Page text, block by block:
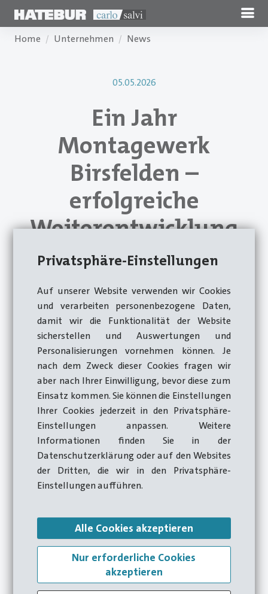
Privatsphäre-Einstellungen
Auf unserer Website verwenden wir Cookies
und verarbeiten personenbezogene Daten,
damit wir die Funktionalität der Website
sicherstellen und Auswertungen und
Personalisierungen vornehmen können. Je
nach dem Zweck dieser Cookies fragen wir
aber nach Ihrer Einwilligung, bevor diese zum
Einsatz kommen. Sie können die Einstellungen
Ihrer Cookies jederzeit in den Privatsphäre-
Einstellungen anpassen. Weitere
Informationen finden Sie in der
Datenschutzerklärung oder auf den Websites
der Dritten, die wir in den Privatsphäre-
Einstellungen aufführen.
Alle Cookies akzeptieren
Nur erforderliche Cookies
akzeptieren
Home Unternehmen News
05.05.2026
Ein Jahr
Montagewerk
Birsfelden –
erfolgreiche
Weiterentwicklung
einer langen
Tradition
Vor einem Jahr hat Hatebur mit dem Umzug
des Montagewerks von Brugg nach
Birsfelden ein neues Kapitel in seiner
Unternehmensgeschichte aufgeschlagen.
Heute, ein Jahr nach dem Neustart in
Birsfelden, zeigt sich: Der Übergang ist
gelungen.